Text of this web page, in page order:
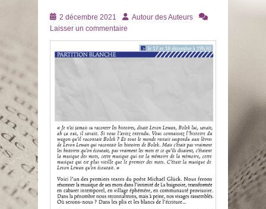
Posté
le
2 décembre 2021 AuteurAutour des Auteurs
Laisser un commentaire